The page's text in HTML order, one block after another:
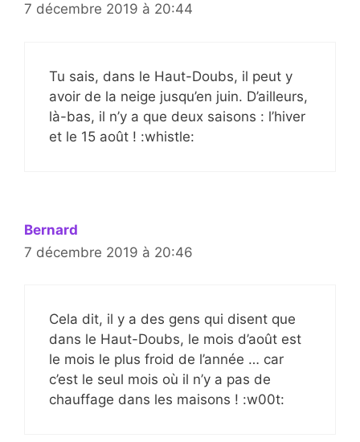
7 décembre 2019 à 20:44
Tu sais, dans le Haut-Doubs, il peut y
avoir de la neige jusqu’en juin. D’ailleurs,
là-bas, il n’y a que deux saisons : l’hiver
et le 15 août ! :whistle:
Bernard
7 décembre 2019 à 20:46
Cela dit, il y a des gens qui disent que
dans le Haut-Doubs, le mois d’août est
le mois le plus froid de l’année … car
c’est le seul mois où il n’y a pas de
chauffage dans les maisons ! :w00t: